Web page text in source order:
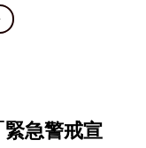
急警戒宣